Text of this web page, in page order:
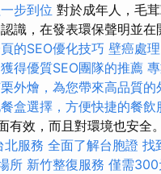
步到位 對於成年人，毛
識，在發表環保聲明並
的SEO優化技巧 壁癌處
獲得優質SEO團隊的推薦
外燴，為您帶來高品質的
盒選擇，方便快捷的餐飲
有效，而且對環境也安全。
北服務 全面了解台胞證 找
所 新竹整復服務 僅需300